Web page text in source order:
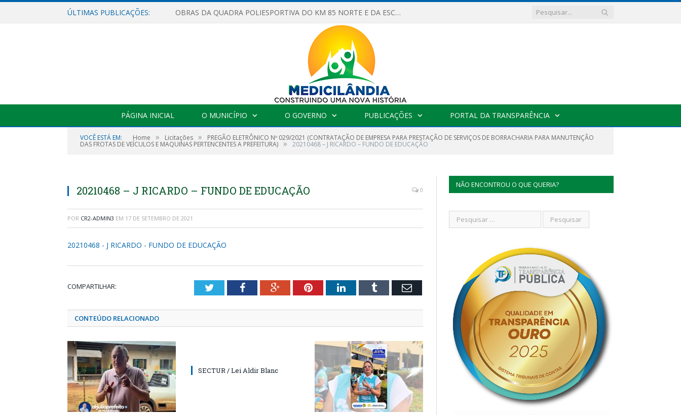
ÚLTIMAS PUBLICAÇÕES: OBRAS DA QUADRA POLIESPORTIVA DO KM 85 NORTE E DA ESCOLA GASPAR VIANA AVANÇAM
PÁGINA INICIAL O MUNICÍPIO O GOVERNO PUBLICAÇÕES PORTAL DA TRANSPARÊNCIA
VOCÊ ESTÁ EM: Home » Licitações » PREGÃO ELETRÔNICO Nº 029/2021 (CONTRATAÇÃO DE EMPRESA PARA PRESTAÇÃO DE SERVIÇOS DE BORRACHARIA PARA MANUTENÇÃO
DAS FROTAS DE VEÍCULOS E MAQUINAS PERTENCENTES A PREFEITURA) » 20210468 – J RICARDO – FUNDO DE EDUCAÇÃO
20210468 – J RICARDO – FUNDO DE EDUCAÇÃO 0
POR CR2-ADMIN3 EM 17 DE SETEMBRO DE 2021
20210468 - J RICARDO - FUNDO DE EDUCAÇÃO
COMPARTILHAR: TwitterFacebookGoogle+PinterestLinkedInTumblr Email
CONTEÚDO RELACIONADO
SECTUR / Lei Aldir Blanc
NÃO ENCONTROU O QUE QUERIA?